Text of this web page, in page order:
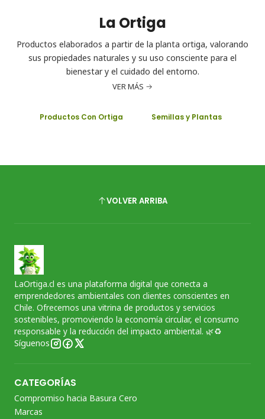
La Ortiga
Productos elaborados a partir de la planta ortiga, valorando
sus propiedades naturales y su uso consciente para el
bienestar y el cuidado del entorno.
VER MÁS
Productos Con Ortiga Semillas y Plantas
VOLVER ARRIBA
LaOrtiga.cl es una plataforma digital que conecta a
emprendedores ambientales con clientes conscientes en
Chile. Ofrecemos una vitrina de productos y servicios
sostenibles, promoviendo la economía circular, el consumo
responsable y la reducción del impacto ambiental. 🌿♻️
Síguenos
CATEGORÍAS
Compromiso hacia Basura Cero
Marcas